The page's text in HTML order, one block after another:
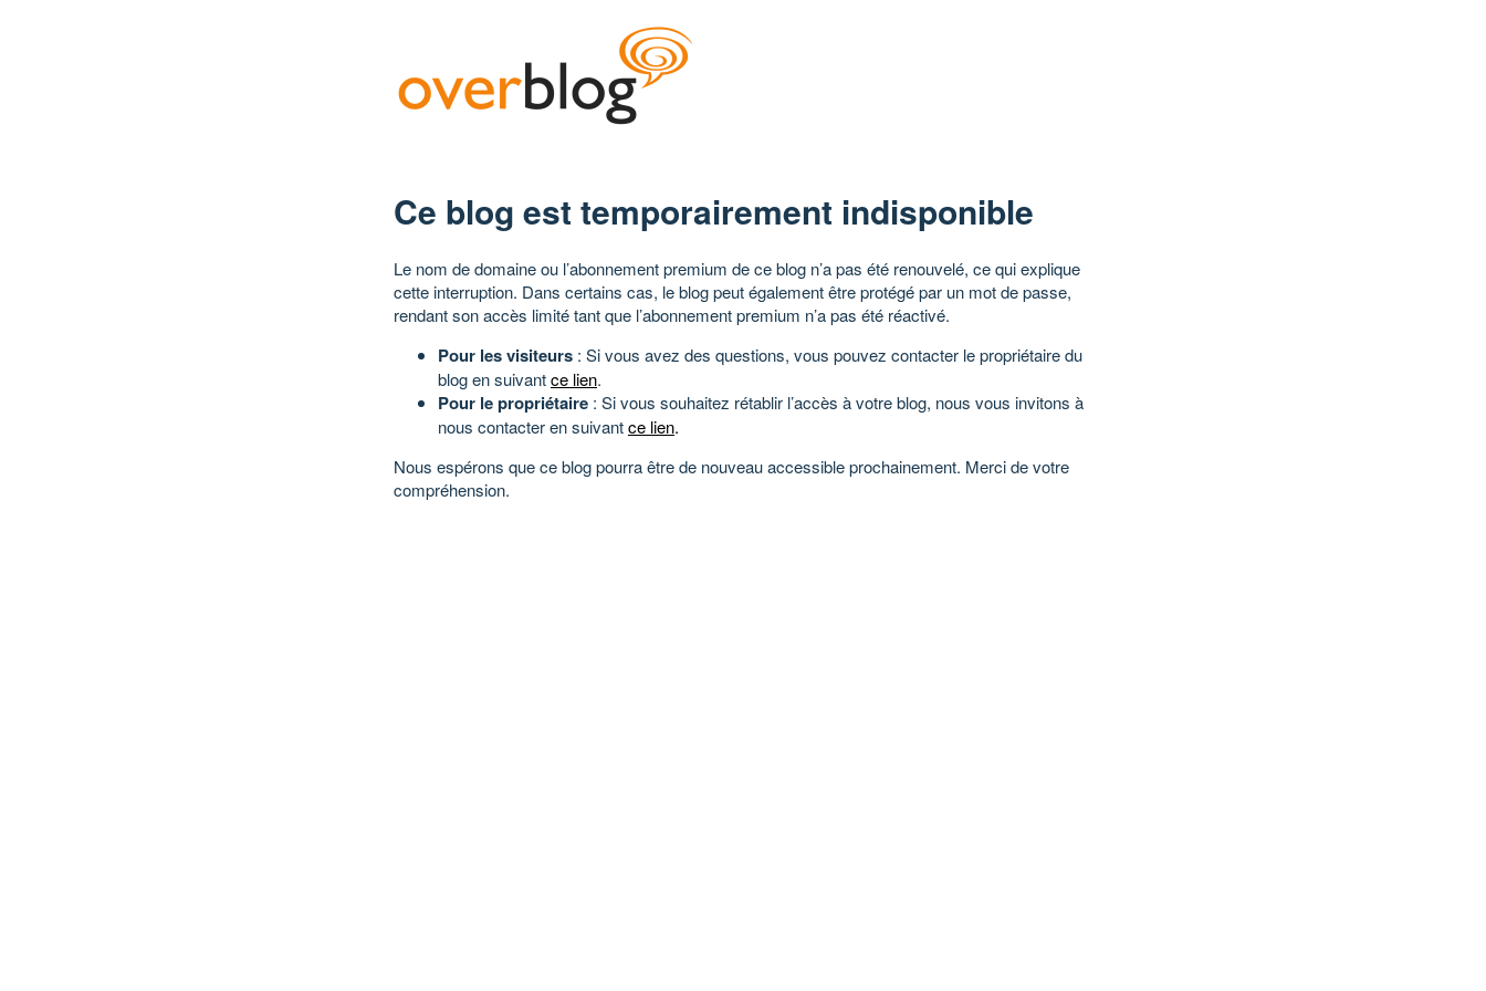
Ce blog est temporairement indisponible
Le nom de domaine ou l’abonnement premium de ce blog n’a pas été renouvelé, ce qui explique
cette interruption. Dans certains cas, le blog peut également être protégé par un mot de passe,
rendant son accès limité tant que l’abonnement premium n’a pas été réactivé.
Pour les visiteurs : Si vous avez des questions, vous pouvez contacter le propriétaire du
blog en suivantce lien.
Pour le propriétaire : Si vous souhaitez rétablir l’accès à votre blog, nous vous invitons à
nous contacter en suivantce lien.
Nous espérons que ce blog pourra être de nouveau accessible prochainement. Merci de votre
compréhension.